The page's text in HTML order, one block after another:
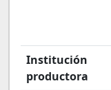
Institución
productora